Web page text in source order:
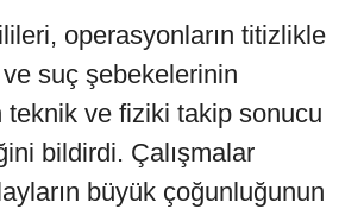
operasyonların titizlikle
ve suç şebekelerinin
teknik ve fiziki takip sonucu
bildirdi. Çalışmalar
büyük çoğunluğunun